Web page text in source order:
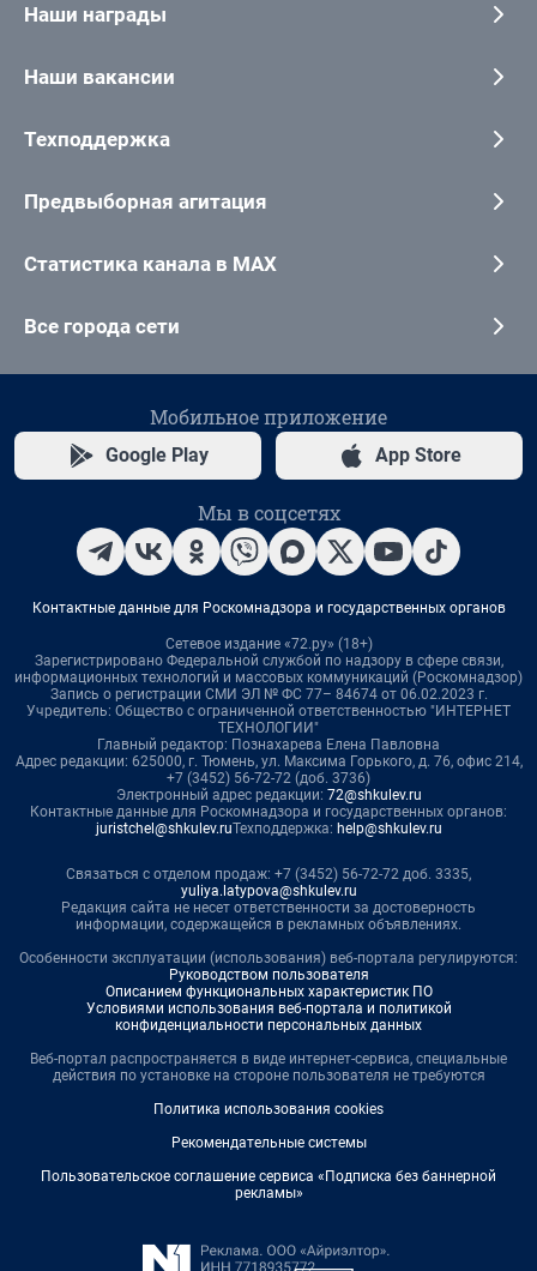
Наши награды
Наши вакансии
Техподдержка
Предвыборная агитация
Статистика канала в MAX
Все города сети
Мобильное приложение
Google Play App Store
Мы в соцсетях
Контактные данные для Роскомнадзора и государственных органов
Сетевое издание «72.ру» (18+)
Зарегистрировано Федеральной службой по надзору в сфере связи,
информационных технологий и массовых коммуникаций (Роскомнадзор)
Запись о регистрации СМИ ЭЛ № ФС 77– 84674 от 06.02.2023 г.
Учредитель: Общество с ограниченной ответственностью "ИНТЕРНЕТ
ТЕХНОЛОГИИ"
Главный редактор: Познахарева Елена Павловна
Адрес редакции: 625000, г. Тюмень, ул. Максима Горького, д. 76, офис 214,
+7 (3452) 56-72-72 (доб. 3736)
Электронный адрес редакции: 72@shkulev.ru
Контактные данные для Роскомнадзора и государственных органов:
juristchel@shkulev.ruТехподдержка: help@shkulev.ru
Связаться с отделом продаж: +7 (3452) 56-72-72 доб. 3335,
yuliya.latypova@shkulev.ru
Редакция сайта не несет ответственности за достоверность
информации, содержащейся в рекламных объявлениях.
Особенности эксплуатации (использования) веб-портала регулируются:
Руководством пользователя
Описанием функциональных характеристик ПО
Условиями использования веб-портала и политикой
конфиденциальности персональных данных
Веб-портал распространяется в виде интернет-сервиса, специальные
действия по установке на стороне пользователя не требуются
Политика использования cookies
Рекомендательные системы
Пользовательское соглашение сервиса «Подписка без баннерной
рекламы»